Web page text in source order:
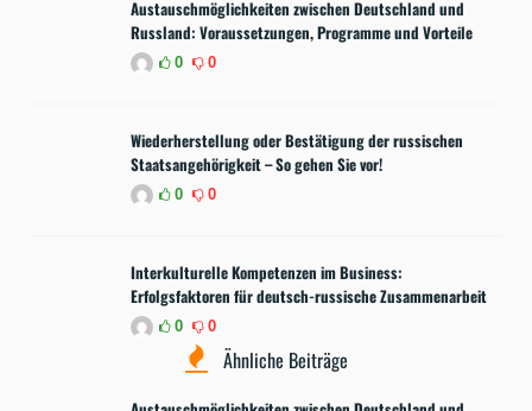
Austauschmöglichkeiten zwischen Deutschland und
Russland: Voraussetzungen, Programme und Vorteile
0 0
Wiederherstellung oder Bestätigung der russischen
Staatsangehörigkeit – So gehen Sie vor!
0 0
Interkulturelle Kompetenzen im Business:
Erfolgsfaktoren für deutsch-russische Zusammenarbeit
0 0
Ähnliche Beiträge